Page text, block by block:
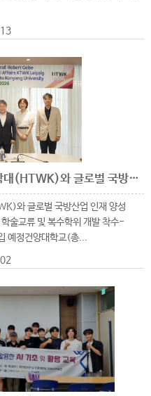
건양대, 독일 라이프치히 응용과학대(HTWK)와 글로벌 국방산업 인재 양성 업무협약 체결
와 글로벌 국방산업 인재 양성
술교류 및 복수학위 개발 착수-
예정건양대학교(총...